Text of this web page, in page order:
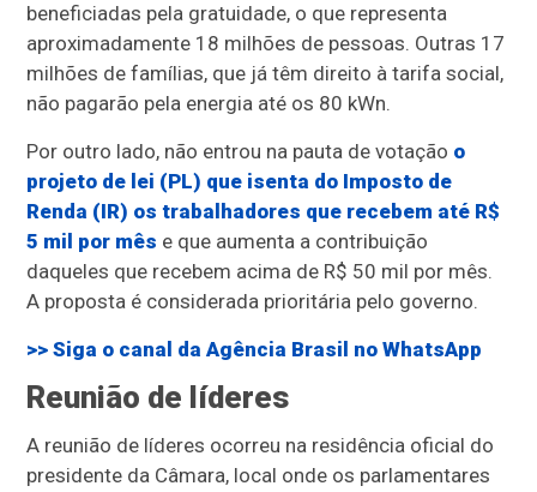
beneficiadas pela gratuidade, o que representa
aproximadamente 18 milhões de pessoas. Outras 17
milhões de famílias, que já têm direito à tarifa social,
não pagarão pela energia até os 80 kWn.
Por outro lado, não entrou na pauta de votação o
projeto de lei (PL) que isenta do Imposto de
Renda (IR) os trabalhadores que recebem até R$
5 mil por mês e que aumenta a contribuição
daqueles que recebem acima de R$ 50 mil por mês.
A proposta é considerada prioritária pelo governo.
>> Siga o canal daAgência Brasil no WhatsApp
Reunião de líderes
A reunião de líderes ocorreu na residência oficial do
presidente da Câmara, local onde os parlamentares